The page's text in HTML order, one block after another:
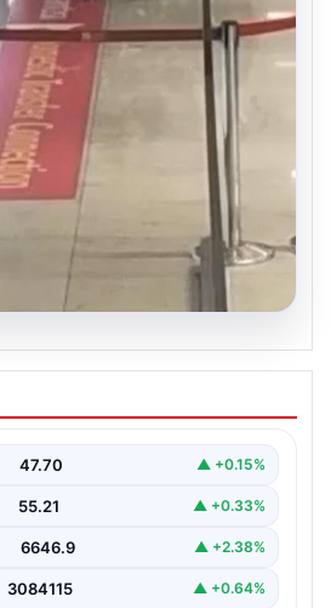
Heimlich
personele ödül
ile Kurtaran Havalimanı
47.70 ▲ +0.15%
55.21 ▲ +0.33%
6646.9 ▲ +2.38%
3084115 ▲ +0.64%